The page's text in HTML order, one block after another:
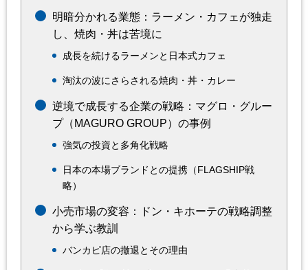
明暗分かれる業態：ラーメン・カフェが独走
し、焼肉・丼は苦境に
成長を続けるラーメンと日本式カフェ
淘汰の波にさらされる焼肉・丼・カレー
逆境で成長する企業の戦略：マグロ・グルー
プ（MAGURO GROUP）の事例
強気の投資と多角化戦略
日本の本場ブランドとの提携（FLAGSHIP戦
略）
小売市場の変容：ドン・キホーテの戦略調整
から学ぶ教訓
バンカピ店の撤退とその理由